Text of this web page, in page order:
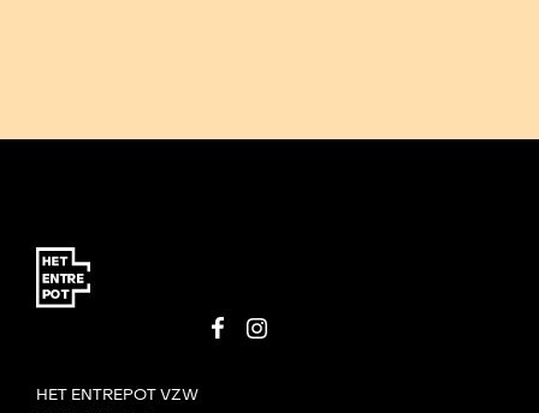
HET ENTREPOT VZW